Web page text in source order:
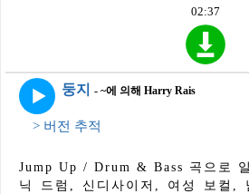
02:37
둥지 - ~에 의해 Harry Rais
> 버전 추적
Jump Up / Drum & Bass 곡으로
닉 드럼, 신디사이저, 여성 보컬,